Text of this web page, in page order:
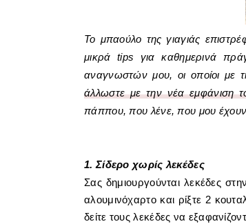
Το μπαούλο της γιαγιάς
μικρά tips για καθημερινά
αναγνωστών μου, οι οποίοι με
άλλωστε με την νέα εμφάνιση
πάππου, που λένε, που μου έχουν
1. Σίδερο χωρίς λεκέδες
Σας δημιουργούνται λεκέδες
αλουμινόχαρτο και ρίξτε 2
δείτε τους λεκέδες να